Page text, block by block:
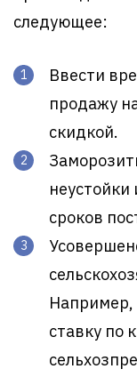
следующее:
Ввести
продажу
скидкой.
сроков
ставку по